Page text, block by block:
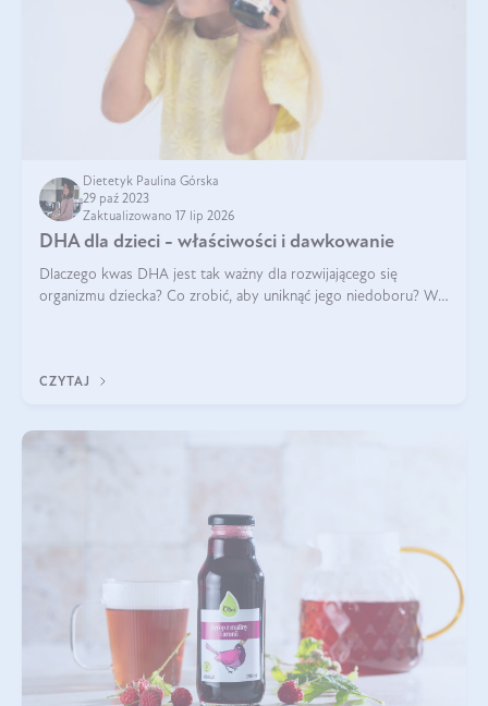
Dietetyk Paulina Górska
29 paź 2023
Zaktualizowano 17 lip 2026
DHA dla dzieci - właściwości i dawkowanie
Dlaczego kwas DHA jest tak ważny dla rozwijającego się
organizmu dziecka? Co zrobić, aby uniknąć jego niedoboru? W
CZYTAJ